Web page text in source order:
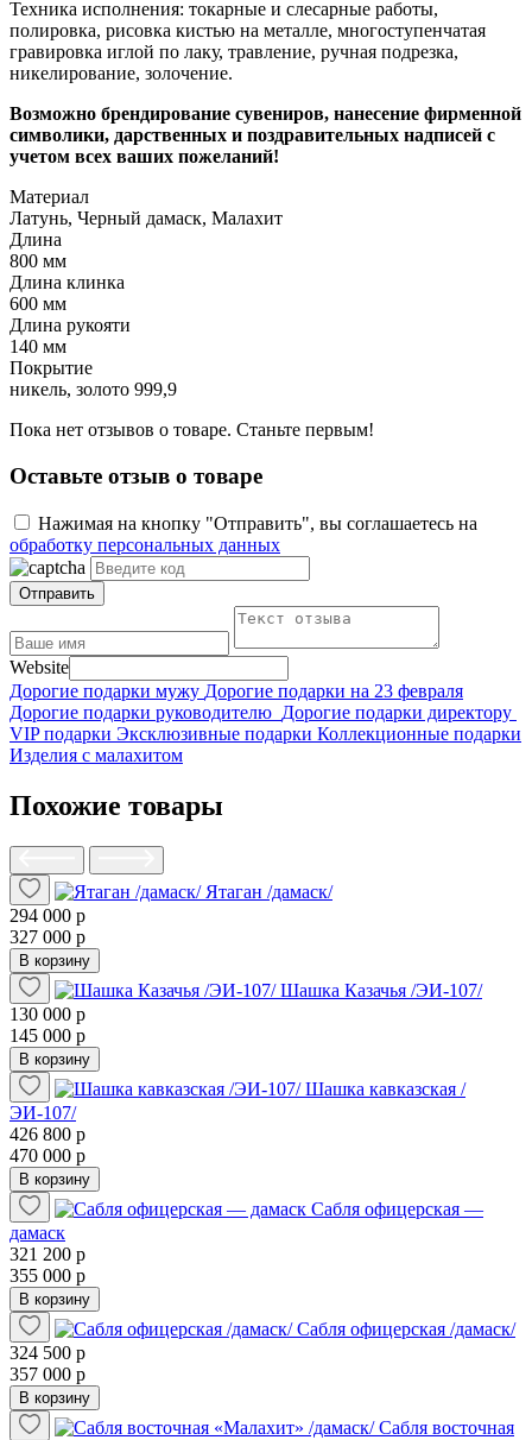
Техника исполнения: токарные и слесарные работы,
полировка, рисовка кистью на металле, многоступенчатая
гравировка иглой по лаку, травление, ручная подрезка,
никелирование, золочение.
Возможно брендирование сувениров, нанесение фирменной
символики, дарственных и поздравительных надписей с
учетом всех ваших пожеланий!
Материал
Латунь, Черный дамаск, Малахит
Длина
800 мм
Длина клинка
600 мм
Длина рукояти
140 мм
Покрытие
никель, золото 999,9
Пока нет отзывов о товаре. Станьте первым!
Оставьте отзыв о товаре
Нажимая на кнопку "Отправить", вы соглашаетесь на
обработку персональных данных
Отправить
Website
Дорогие подарки мужу Дорогие подарки на 23 февраля
Дорогие подарки руководителю Дорогие подарки директору
VIP подарки Эксклюзивные подарки Коллекционные подарки
Изделия с малахитом
Похожие товары
Ятаган /дамаск/
294 000 р
327 000 р
В корзину
Шашка Казачья /ЭИ-107/
130 000 р
145 000 р
В корзину
Шашка кавказская /
ЭИ-107/
426 800 р
470 000 р
В корзину
Сабля офицерская —
дамаск
321 200 р
355 000 р
В корзину
Сабля офицерская /дамаск/
324 500 р
357 000 р
В корзину
Сабля восточная